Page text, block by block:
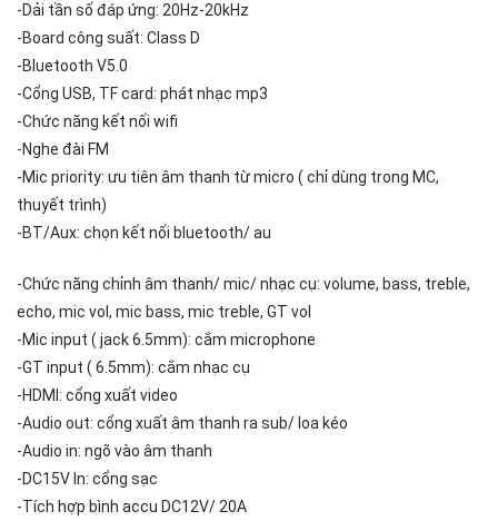
-Dải tần số đáp ứng: 20Hz-20kHz
-Board công suất: Class D
-Bluetooth V5.0
-Cổng USB, TF card: phát nhạc mp3
-Chức năng kết nối wifi
-Nghe đài FM
-Mic priority: ưu tiên âm thanh từ micro ( chỉ dùng trong MC,
thuyết trình)
-BT/Aux: chọn kết nối bluetooth/ au
-Chức năng chỉnh âm thanh/ mic/ nhạc cụ: volume, bass, treble,
echo, mic vol, mic bass, mic treble, GT vol
-Mic input ( jack 6.5mm): cắm microphone
-GT input ( 6.5mm): cắm nhạc cụ
-HDMI: cổng xuất video
-Audio out: cổng xuất âm thanh ra sub/ loa kéo
-Audio in: ngõ vào âm thanh
-DC15V In: cổng sạc
-Tích hợp bình accu DC12V/ 20A